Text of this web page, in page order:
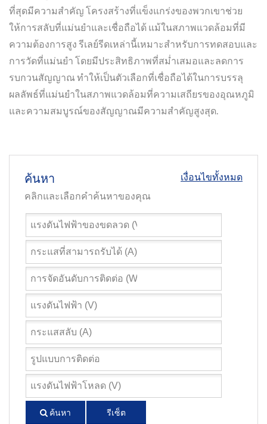
ที่สุดมีความสำคัญ โครงสร้างที่แข็งแกร่งของพวกเขาช่วย
ให้การสลับที่แม่นยำและเชื่อถือได้ แม้ในสภาพแวดล้อมที่มี
ความต้องการสูง รีเลย์รีดเหล่านี้เหมาะสำหรับการทดสอบและ
การวัดที่แม่นยำ โดยมีประสิทธิภาพที่สม่ำเสมอและลดการ
รบกวนสัญญาณ ทำให้เป็นตัวเลือกที่เชื่อถือได้ในการบรรลุ
ผลลัพธ์ที่แม่นยำในสภาพแวดล้อมที่ความเสถียรของอุณหภูมิ
และความสมบูรณ์ของสัญญาณมีความสำคัญสูงสุด.
เงื่อนไขทั้งหมด
ค้นหา
คลิกและเลือกคำค้นหาของคุณ
ค้นหา รีเซ็ต